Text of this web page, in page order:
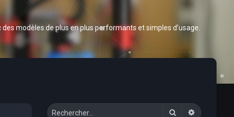
modèles de plus en plus performants et simples d’usage.
Rechercher